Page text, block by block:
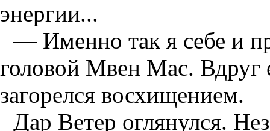
энергии...
— Именно так я себе и
головой Мвен Мас. Вдруг
загорелся восхищением.
Дар Ветер оглянулся.